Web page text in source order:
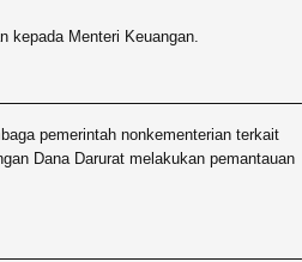
kepada Menteri Keuangan.
pemerintah nonkementerian terkait
Dana Darurat melakukan pemantauan